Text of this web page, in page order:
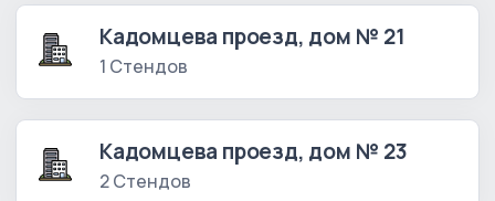
Кадомцева проезд, дом № 21
1 Стендов
Кадомцева проезд, дом № 23
2 Стендов